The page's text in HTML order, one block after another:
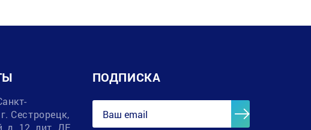
Сестрорецк,
д. 12, лит. ДЕ
ПОДПИСКА